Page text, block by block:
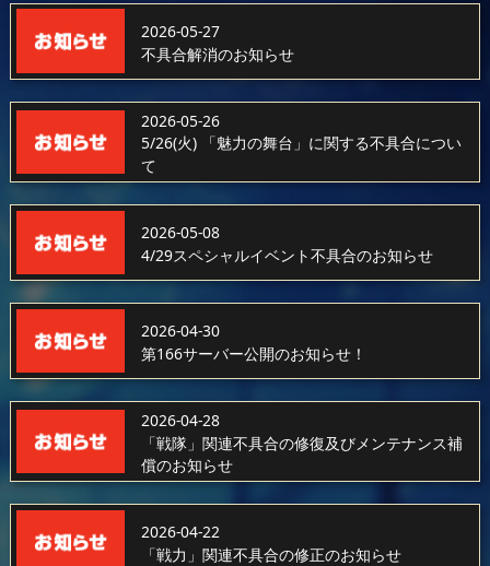
2026-05-27
不具合解消のお知らせ
2026-05-26
5/26(火) 「魅力の舞台」に関する不具合につい
て
2026-05-08
4/29スペシャルイベント不具合のお知らせ
2026-04-30
第166サーバー公開のお知らせ！
2026-04-28
「戦隊」関連不具合の修復及びメンテナンス補
償のお知らせ
2026-04-22
「戦力」関連不具合の修正のお知らせ